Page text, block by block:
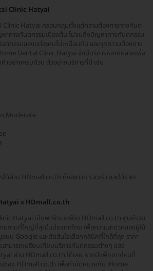
Clinic Hatyai
Clinic Hatyai ครอบคลุมตั้งแต่ความต้องการทางทันต
าทางทันตกรรมเบื้องต้น ไปจนถึงปัญหาทางทันตกรรม
ตกรรมของแต่ละคนไม่เหมือนกัน และทุกความต้องการ
Dental Clinic Hatyai จึงมีบริการหลากหลายเพื่อ
าอย่างครบถ้วน ตัวอย่างบริการที่มี เช่น
Moderate
ด
ด้ผ่าน HDmall.co.th ทั้งสะดวก รวดเร็ว และได้ราคา
x HDmall.co.th
Hatyai เป็นพาร์ทเนอร์กับ HDmall.co.th ศูนย์รวม
มงามที่ใหญ่ที่สุดในประเทศไทย เพื่อความสะดวกของผู้ใช้
ลบน Google และตัดสินใจเลือกคลินิกที่ใกล้ที่สุด ราคา
สามารถเปรียบเทียบบริการทันตกรรมต่างๆ ของ
ผ่าน HDmall.co.th ได้เลย หากมีแพ็กเกจไหนที่
ของ HDmall.co.th เพื่อทำนัดหมายกับ iHome